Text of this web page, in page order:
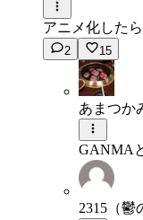
アニメ化した
2 15
あまつか
GANMA
2315（鬱